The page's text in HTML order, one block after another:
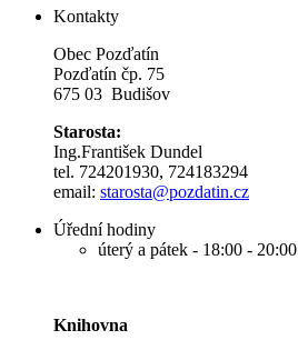
Kontakty
Obec Pozďatín
Pozďatín čp. 75
675 03 Budišov
Starosta:
Ing.František Dundel
tel. 724201930, 724183294
email: starosta@pozdatin.cz
Úřední hodiny
úterý a pátek - 18:00 - 20:00
Knihovna